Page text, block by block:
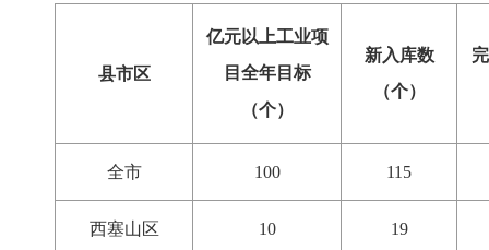
县市区
亿元以上工业项
目全年目标
（个）
新入库数
（个）
全市 100 115
西塞山区 10 19